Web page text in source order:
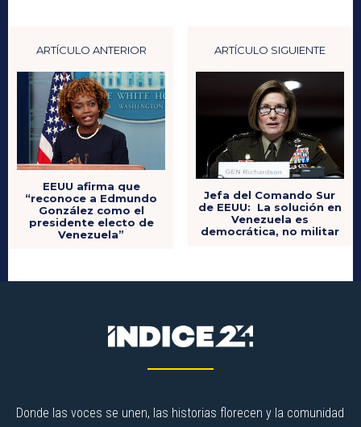
ARTÍCULO ANTERIOR
EEUU afirma que
“reconoce a Edmundo
González como el
presidente electo de
Venezuela”
ARTÍCULO SIGUIENTE
Jefa del Comando Sur
de EEUU: La solución en
Venezuela es
democrática, no militar
Donde las voces se unen, las historias florecen y la comunidad